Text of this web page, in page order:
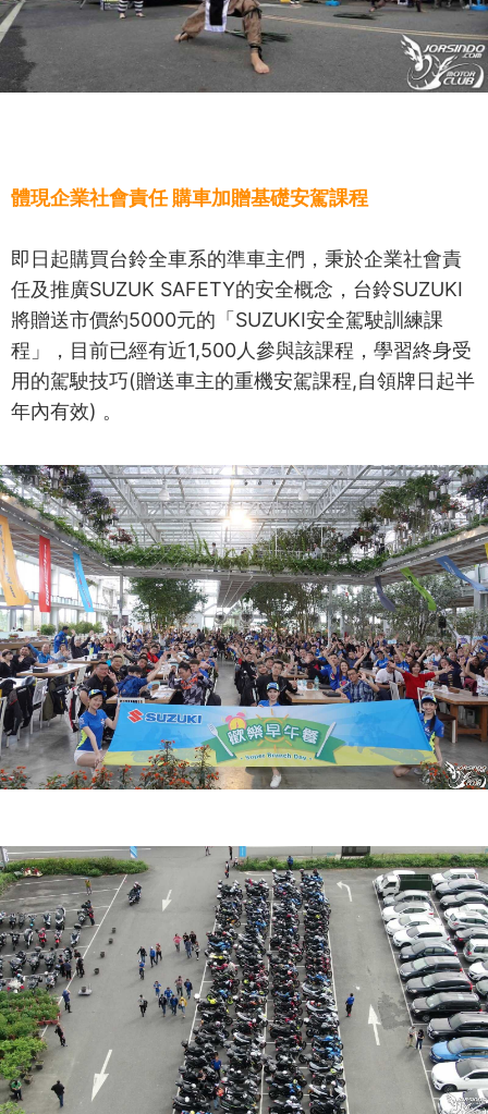
體現企業社會責任 購車加贈基礎安駕課程
即日起購買台鈴全車系的準車主們，秉於企業社會責
任及推廣SUZUK SAFETY的安全概念，台鈴SUZUKI
將贈送市價約5000元的「SUZUKI安全駕駛訓練課
程」，目前已經有近1,500人參與該課程，學習終身受
用的駕駛技巧(贈送車主的重機安駕課程,自領牌日起半
年內有效) 。